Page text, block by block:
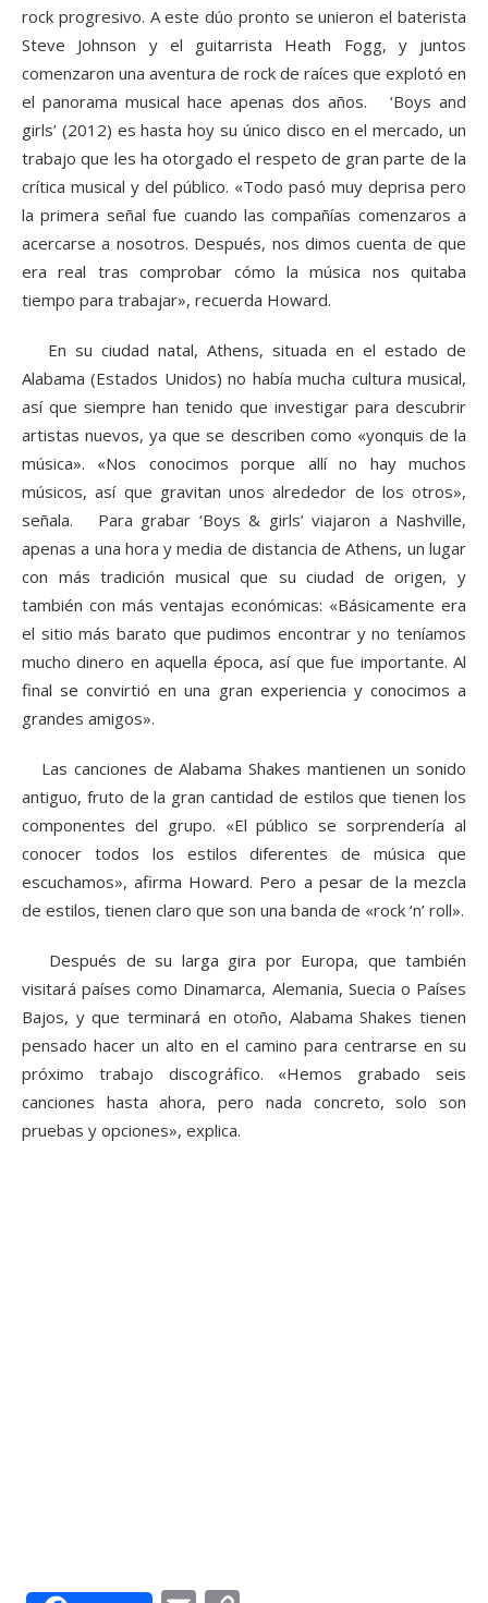
rock progresivo. A este dúo pronto se unieron el baterista
Steve Johnson y el guitarrista Heath Fogg, y juntos
comenzaron una aventura de rock de raíces que explotó en
el panorama musical hace apenas dos años. ‘Boys and
girls’ (2012) es hasta hoy su único disco en el mercado, un
trabajo que les ha otorgado el respeto de gran parte de la
crítica musical y del público. «Todo pasó muy deprisa pero
la primera señal fue cuando las compañías comenzaros a
acercarse a nosotros. Después, nos dimos cuenta de que
era real tras comprobar cómo la música nos quitaba
tiempo para trabajar», recuerda Howard.
En su ciudad natal, Athens, situada en el estado de
Alabama (Estados Unidos) no había mucha cultura musical,
así que siempre han tenido que investigar para descubrir
artistas nuevos, ya que se describen como «yonquis de la
música». «Nos conocimos porque allí no hay muchos
músicos, así que gravitan unos alrededor de los otros»,
señala. Para grabar ‘Boys & girls’ viajaron a Nashville,
apenas a una hora y media de distancia de Athens, un lugar
con más tradición musical que su ciudad de origen, y
también con más ventajas económicas: «Básicamente era
el sitio más barato que pudimos encontrar y no teníamos
mucho dinero en aquella época, así que fue importante. Al
final se convirtió en una gran experiencia y conocimos a
grandes amigos».
Las canciones de Alabama Shakes mantienen un sonido
antiguo, fruto de la gran cantidad de estilos que tienen los
componentes del grupo. «El público se sorprendería al
conocer todos los estilos diferentes de música que
escuchamos», afirma Howard. Pero a pesar de la mezcla
de estilos, tienen claro que son una banda de «rock ‘n’ roll».
Después de su larga gira por Europa, que también
visitará países como Dinamarca, Alemania, Suecia o Países
Bajos, y que terminará en otoño, Alabama Shakes tienen
pensado hacer un alto en el camino para centrarse en su
próximo trabajo discográfico. «Hemos grabado seis
canciones hasta ahora, pero nada concreto, solo son
pruebas y opciones», explica.